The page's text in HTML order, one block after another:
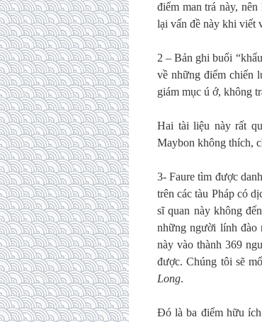
điểm man trá này,
lại vấn đề này khi viết
2 – Bản ghi buổi
về những điểm chiến
giám mục ú ớ, không
Hai tài liệu này rất
Maybon không thích,
3- Faure tìm được
trên các tàu Pháp có
sĩ quan này không
những người lính đào
này vào thành 369
được. Chúng tôi sẽ
Long.
Đó là ba điểm hữu